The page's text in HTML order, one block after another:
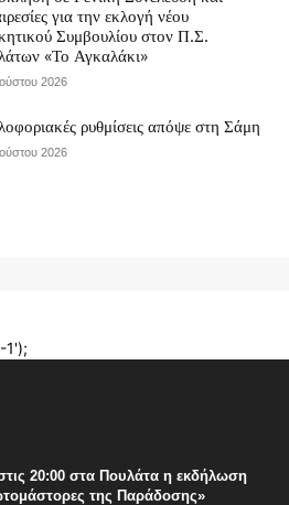
20:00 στα Πουλάτα η εκδήλωση
της Παράδοσης»